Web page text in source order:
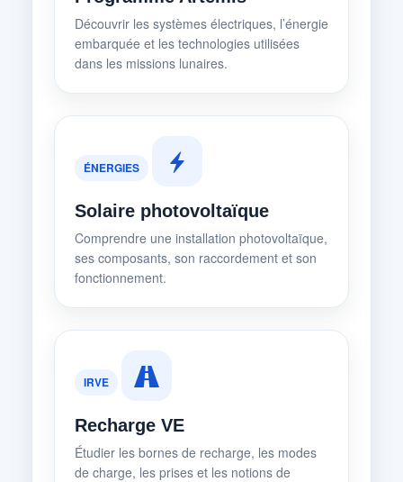
Découvrir les systèmes électriques, l’énergie
embarquée et les technologies utilisées
dans les missions lunaires.
ÉNERGIES
Solaire photovoltaïque
Comprendre une installation photovoltaïque,
ses composants, son raccordement et son
fonctionnement.
IRVE
Recharge VE
Étudier les bornes de recharge, les modes
de charge, les prises et les notions de